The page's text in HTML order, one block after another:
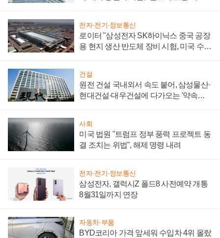
전자·전기·정보통신
로이터 "삼성전자 SK하이닉스 중국 공장
용 현지 생산 반도체 장비 시험, 미국 수출
건설
원전 건설 국내외서 속도 붙어, 삼성물산·
현대건설·대우건설에 다가오는 '약속의
사회
미국 법원 "트럼프 정부 풍력 프로젝트 동
결 조치는 위법", 해제 명령 내려
전자·전기·정보통신
삼성전자, 갤럭시Z 폴드8 사전예약 개통
8월31일까지 연장
자동차·부품
BYD코리아 가격 앞세워 수입차 4위 올랐